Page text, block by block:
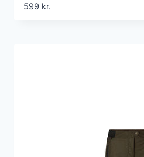
599 kr.